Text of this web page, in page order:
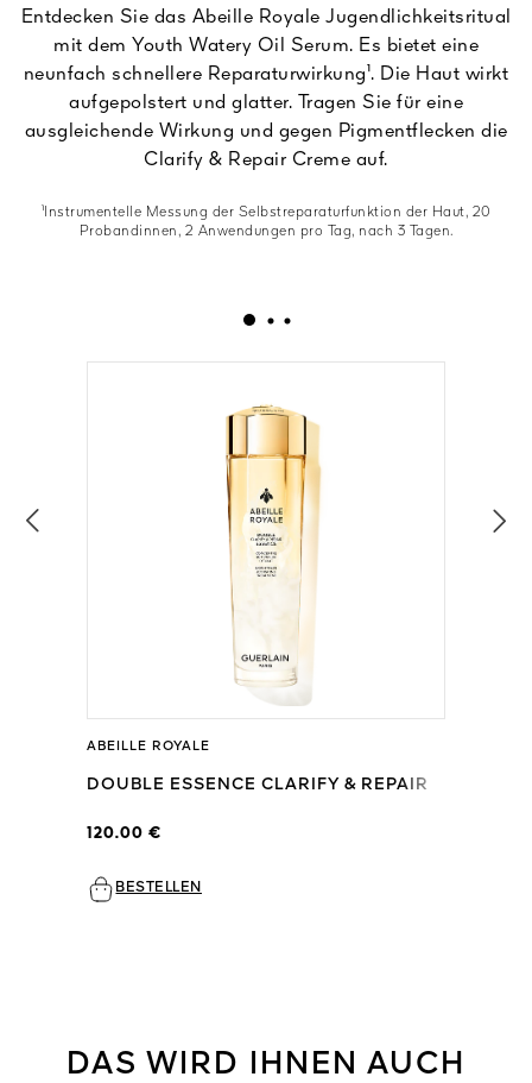
Entdecken Sie das Abeille Royale Jugendlichkeitsritual
mit dem Youth Watery Oil Serum. Es bietet eine
neunfach schnellere Reparaturwirkung¹. Die Haut wirkt
aufgepolstert und glatter. Tragen Sie für eine
ausgleichende Wirkung und gegen Pigmentflecken die
Clarify & Repair Creme auf.
¹Instrumentelle Messung der Selbstreparaturfunktion der Haut, 20
Probandinnen, 2 Anwendungen pro Tag, nach 3 Tagen.
ABEILLE ROYALE
DOUBLE ESSENCE CLARIFY & REPAIR
120.00 €
BESTELLEN
DAS WIRD IHNEN AUCH